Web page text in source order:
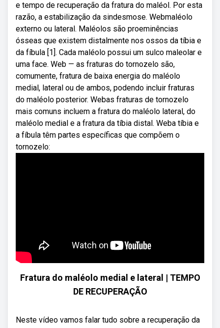
e tempo de recuperação da fratura do maléol. Por esta
razão, a estabilização da sindesmose. Webmaléolo
externo ou lateral. Maléolos são proeminências
ósseas que existem distalmente nos ossos da tíbia e
da fíbula [1]. Cada maléolo possui um sulco maleolar e
uma face. Web — as fraturas do tornozelo são,
comumente, fratura de baixa energia do maléolo
medial, lateral ou de ambos, podendo incluir fraturas
do maléolo posterior. Webas fraturas de tornozelo
mais comuns incluem a fratura do maléolo lateral, do
maléolo medial e a fratura da tíbia distal. Weba tíbia e
a fíbula têm partes específicas que compõem o
tornozelo:
Fratura do maléolo medial e lateral | TEMPO
DE RECUPERAÇÃO
Neste vídeo vamos falar tudo sobre a recuperação da